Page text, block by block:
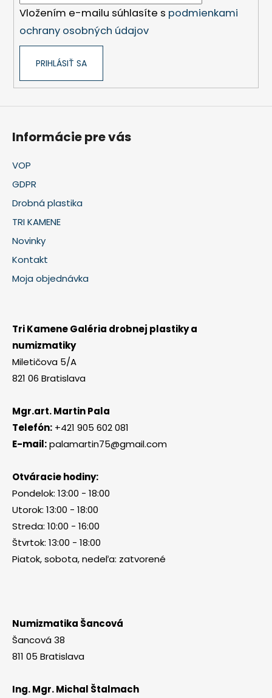
Vložením e-mailu súhlasíte s podmienkami
ochrany osobných údajov
PRIHLÁSIŤ SA
Informácie pre vás
VOP
GDPR
Drobná plastika
TRI KAMENE
Novinky
Kontakt
Moja objednávka
Tri Kamene Galéria drobnej plastiky a
numizmatiky
Miletičova 5/A
821 06 Bratislava
Mgr.art. Martin Pala
Telefón: +421 905 602 081
E-mail:palamartin75@gmail.com
Otváracie hodiny:
Pondelok: 13:00 - 18:00
Utorok: 13:00 - 18:00
Streda: 10:00 - 16:00
Štvrtok: 13:00 - 18:00
Piatok, sobota, nedeľa: zatvorené
Numizmatika Šancová
Šancová 38
811 05 Bratislava
Ing. Mgr. Michal Štalmach